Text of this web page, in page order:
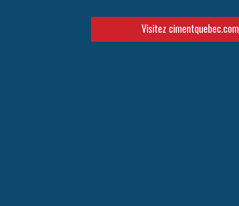
Visitez cimentquebec.com